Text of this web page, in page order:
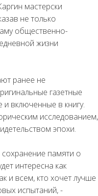
мастерски
не только
общественно-
жизни
ранее не
газетные
включенные в книгу.
исследованием,
эпохи.
памяти о
интересна как
и всем, кто хочет лучше
испытаний, -